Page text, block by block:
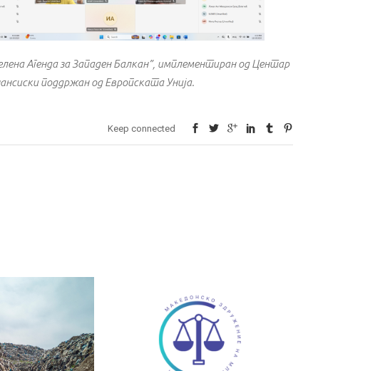
Агенда за Западен Балкан”, имплементиран од Центар
поддржан од Европската Унија.
Keep connected